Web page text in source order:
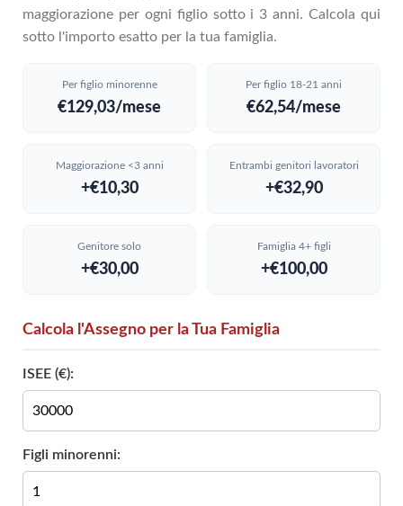
maggiorazione per ogni figlio sotto i 3 anni. Calcola qui
sotto l'importo esatto per la tua famiglia.
Per figlio minorenne
€129,03/mese
Per figlio 18-21 anni
€62,54/mese
Maggiorazione <3 anni
+€10,30
Entrambi genitori lavoratori
+€32,90
Genitore solo
+€30,00
Famiglia 4+ figli
+€100,00
Calcola l'Assegno per la Tua Famiglia
ISEE (€):
Figli minorenni: